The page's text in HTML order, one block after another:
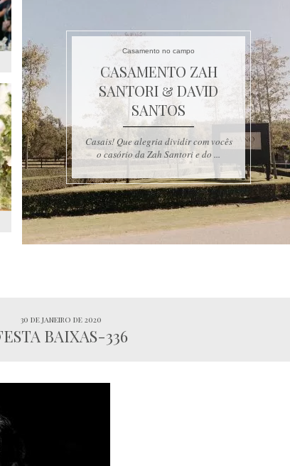
Casamento no campo
CASAMENTO ZAH
SANTORI & DAVID
SANTOS
Casais! Que alegria dividir com vocês
o casório da Zah Santori e do ...
30 de janeiro de 2020
BAIXAS-336